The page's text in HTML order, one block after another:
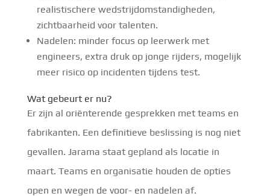
realistischere wedstrijdomstandigheden,
zichtbaarheid voor talenten.
Nadelen: minder focus op leerwerk met
engineers, extra druk op jonge rijders, mogelijk
meer risico op incidenten tijdens test.
Wat gebeurt er nu?
Er zijn al oriënterende gesprekken met teams en
fabrikanten. Een definitieve beslissing is nog niet
gevallen. Jarama staat gepland als locatie in
maart. Teams en organisatie houden de opties
open en wegen de voor- en nadelen af.